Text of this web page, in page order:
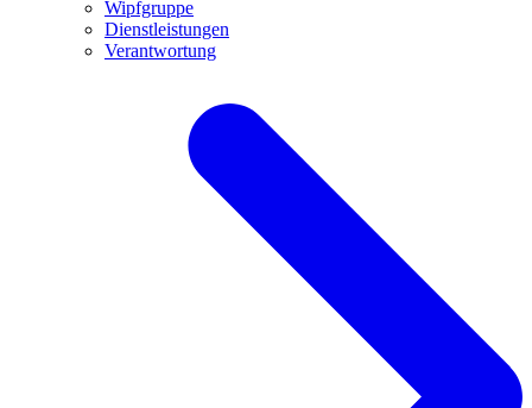
Wipfgruppe
Dienstleistungen
Verantwortung